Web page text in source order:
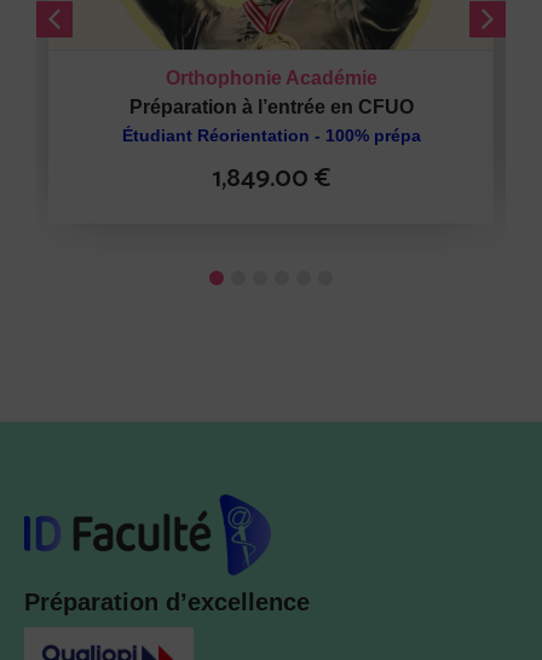
Orthophonie Académie
Préparation à l’entrée en CFUO
Étudiant Réorientation - 100% prépa
1,849.00€
Préparation d’excellence